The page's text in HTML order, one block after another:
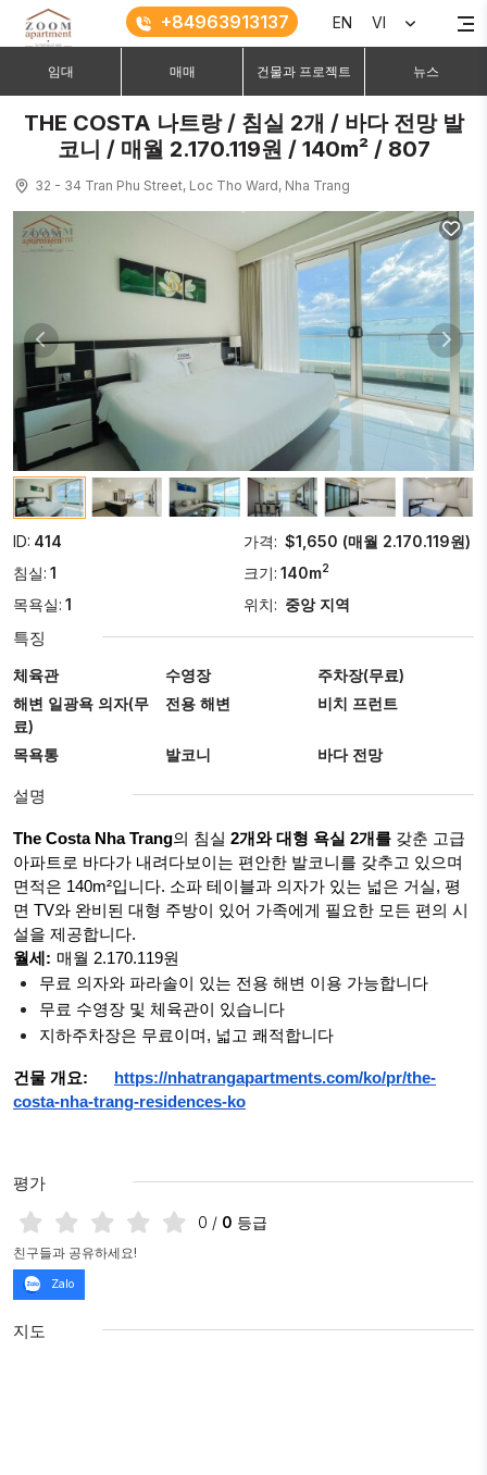
+84963913137 EN VI
임대 매매 건물과 프로젝트 뉴스
THE COSTA 나트랑 / 침실 2개 / 바다 전망 발
코니 / 매월 2.170.119원 / 140m² / 807
32 - 34 Tran Phu Street, Loc Tho Ward, Nha Trang
ID: 414 가격: $1,650 (매월 2.170.119원)
침실: 1 크기: 140m2
목욕실: 1 위치: 중앙 지역
특징
체육관 수영장
주차장(무료)
해변 일광욕 의자(무
료)
전용 해변 비치 프런트
목욕통 발코니 바다 전망
설명
The Costa Nha Trang의 침실 2개와 대형 욕실 2개를 갖춘 고급
아파트로 바다가 내려다보이는 편안한 발코니를 갖추고 있으며
면적은 140m²입니다. 소파 테이블과 의자가 있는 넓은 거실, 평
면 TV와 완비된 대형 주방이 있어 가족에게 필요한 모든 편의 시
설을 제공합니다.
월세: 매월 2.170.119원
무료 의자와 파라솔이 있는 전용 해변 이용 가능합니다
무료 수영장 및 체육관이 있습니다
지하주차장은 무료이며, 넓고 쾌적합니다
건물 개요:
https://nhatrangapartments.com/ko/pr/the-
costa-nha-trang-residences-ko
평가
0 / 0 등급
친구들과 공유하세요!
Zalo
지도